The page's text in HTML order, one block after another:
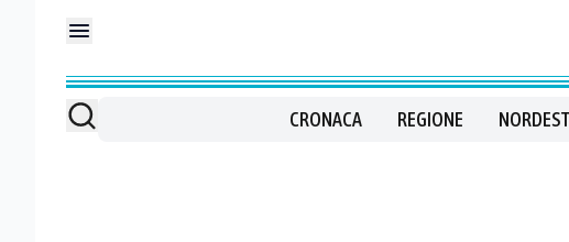
CRONACA REGIONE NORDEST